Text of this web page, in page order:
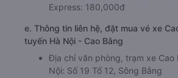
Express: 180,000đ
e. Thông tin liên hệ, đặt mua vé xe
tuyến Hà Nội - Cao Bằng
Địa chỉ văn phòng, trạm xe Cao
Nội: Số 19 Tổ 12, Sông Bằng